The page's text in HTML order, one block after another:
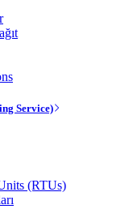
Service)
(RTUs)